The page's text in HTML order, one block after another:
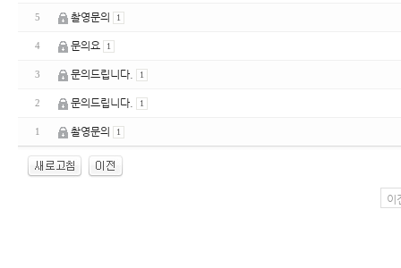
5 촬영문의 1
4 문의요 1
3 문의드립니다. 1
2 문의드립니다. 1
1 촬영문의 1
이